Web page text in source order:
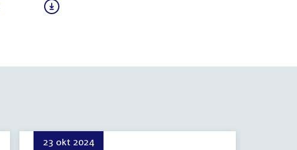
23 okt 2024